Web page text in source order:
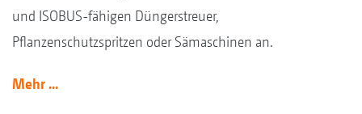
und ISOBUS-fähigen Düngerstreuer,
Pflanzenschutzspritzen oder Sämaschinen an.
Mehr ...